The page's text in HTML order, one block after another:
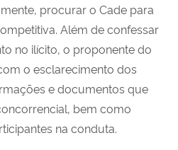
procurar o Cade para
Além de confessar
no ilícito, o proponente do
o esclarecimento dos
e documentos que
bem como
na conduta.